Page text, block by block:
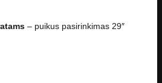
– puikus pasirinkimas 29″